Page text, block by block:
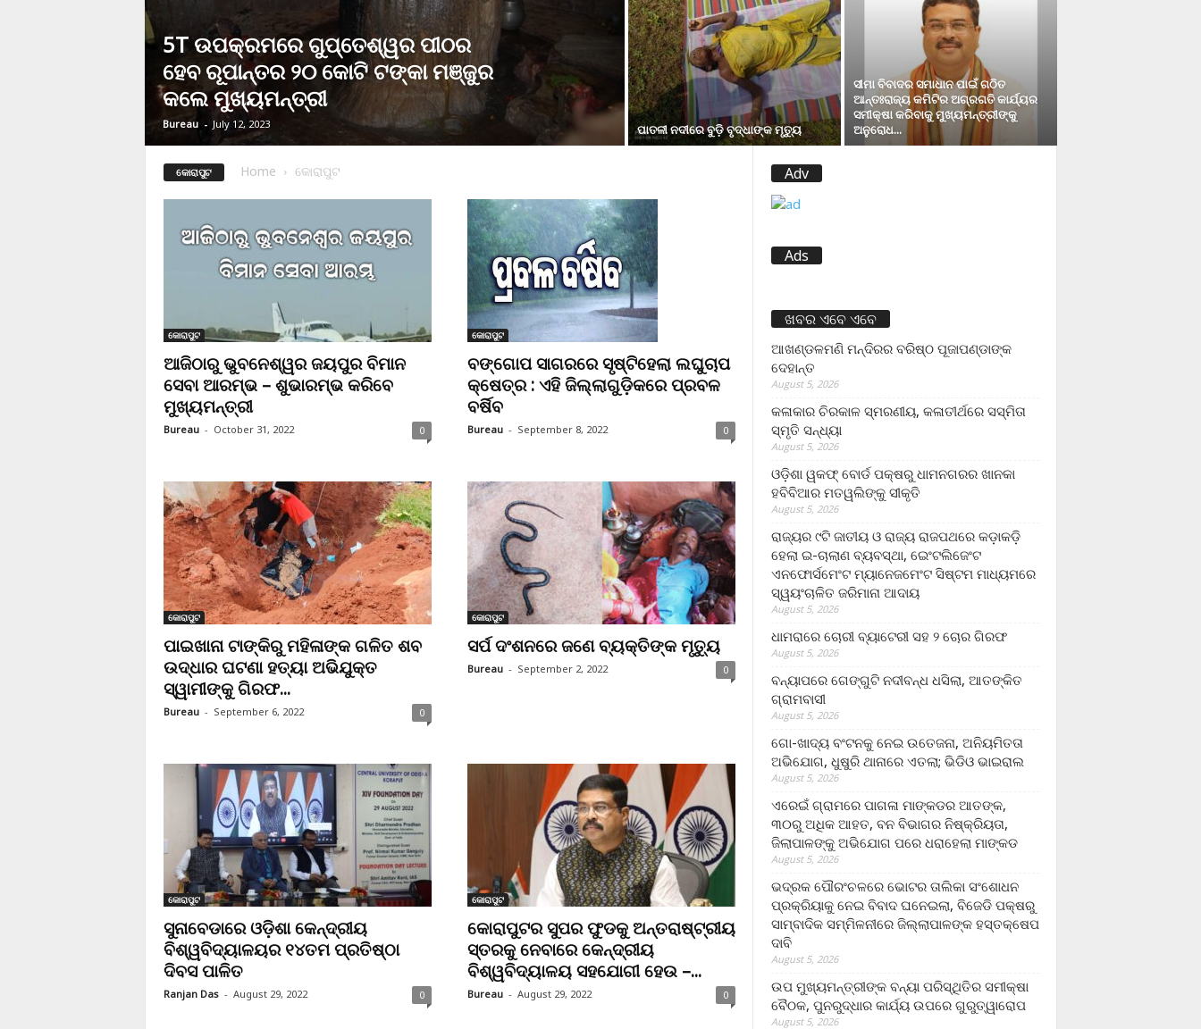
5T ଉପକ୍ରମରେ ଗୁପ୍ତେଶ୍ୱର ପୀଠର
ହେବ ରୂପାନ୍ତର ୨୦ କୋଟି ଟଙ୍କା ମଞ୍ଜୁର
କଲେ ମୁଖ୍ୟମନ୍ତ୍ରୀ
Bureau - July 12, 2023 ପାତଳୀ ନଦୀରେ ବୁଡ଼ି ବୃଦ୍ଧାଙ୍କ ମୃତ୍ୟୁ
ସୀମା ବିବାଦର ସମାଧାନ ପାଇଁ ଗଠିତ
ଆନ୍ତଃରାଜ୍ୟ କମିଟିର ଅଗ୍ରଗତି କାର୍ଯ୍ୟର
ସମୀକ୍ଷା କରିବାକୁ ମୁଖ୍ୟମନ୍ତ୍ରୀଙ୍କୁ
ଅନୁରୋଧ...
କୋରାପୁଟ Home କୋରାପୁଟ
କୋରାପୁଟ
ଆଜିଠାରୁ ଭୁବନେଶ୍ୱର ଜୟପୁର ବିମାନ
ସେବା ଆରମ୍ଭ – ଶୁଭାରମ୍ଭ କରିବେ
ମୁଖ୍ୟମନ୍ତ୍ରୀ
Bureau - October 31, 2022 0
କୋରାପୁଟ
ବଙ୍ଗୋପ ସାଗରରେ ସୃଷ୍ଟିହେଲା ଲଘୁଚାପ
କ୍ଷେତ୍ର : ଏହି ଜିଲ୍ଲାଗୁଡ଼ିକରେ ପ୍ରବଳ
ବର୍ଷିବ
Bureau - September 8, 2022 0
କୋରାପୁଟ
ପାଇଖାନା ଟାଙ୍କିରୁ ମହିଳାଙ୍କ ଗଳିତ ଶବ
ଉଦ୍ଧାର ଘଟଣା ହତ୍ୟା ଅଭିଯୁକ୍ତ
ସ୍ୱାମୀଙ୍କୁ ଗିରଫ...
Bureau - September 6, 2022 0
କୋରାପୁଟ
ସର୍ପ ଦଂଶନରେ ଜଣେ ବ୍ୟକ୍ତିଙ୍କ ମୃତ୍ୟୁ
Bureau - September 2, 2022 0
କୋରାପୁଟ
ସୁନାବେଡାରେ ଓଡ଼ିଶା କେନ୍ଦ୍ରୀୟ
ବିଶ୍ୱବିଦ୍ୟାଳୟର ୧୪ତମ ପ୍ରତିଷ୍ଠା
ଦିବସ ପାଳିତ
Ranjan Das - August 29, 2022 0
କୋରାପୁଟ
କୋରାପୁଟର ସୁପର ଫୁଡକୁ ଅନ୍ତରାଷ୍ଟ୍ରୀୟ
ସ୍ତରକୁ ନେବାରେ କେନ୍ଦ୍ରୀୟ
ବିଶ୍ୱବିଦ୍ୟାଳୟ ସହଯୋଗୀ ହେଉ –...
Bureau - August 29, 2022 0
Adv
Ads
ଖବର ଏବେ ଏବେ
ଆଖଣ୍ଡଳମଣି ମନ୍ଦିରର ବରିଷ୍ଠ ପୂଜାପଣ୍ଡାଙ୍କ
ଦେହାନ୍ତ
August 5, 2026
କଳାକାର ଚିରକାଳ ସ୍ମରଣୀୟ, କଳାତୀର୍ଥରେ ସସ୍ମିତା
ସ୍ମୃତି ସନ୍ଧ୍ୟା
August 5, 2026
ଓଡ଼ିଶା ୱକଫ୍ ବୋର୍ଡ ପକ୍ଷରୁ ଧାମନଗରର ଖାନକା
ହବିବିଆର ମତୱଲିଙ୍କୁ ସୀକୃତି
August 5, 2026
ରାଜ୍ୟର ୯ଟି ଜାତୀୟ ଓ ରାଜ୍ୟ ରାଜପଥରେ କଡ଼ାକଡ଼ି
ହେଲା ଇ-ଚାଲାଣ ବ୍ୟବସ୍ଥା, ଇେଂଟଲିଜେଂଟ
ଏନଫୋର୍ସମେଂଟ ମ୍ୟାନେଜମେଂଟ ସିଷ୍ଟମ ମାଧ୍ୟମରେ
ସ୍ୱୟଂଚାଳିତ ଜରିମାନା ଆଦାୟ
August 5, 2026
ଧାମରାରେ ଚୋରୀ ବ୍ୟାଟେରୀ ସହ ୨ ଚୋର ଗିରଫ
August 5, 2026
ବନ୍ୟାପରେ ଗେଙ୍ଗୁଟି ନଦୀବନ୍ଧ ଧସିଲା, ଆତଙ୍କିତ
ଗ୍ରାମବାସୀ
August 5, 2026
ଗୋ-ଖାଦ୍ୟ ବଂଟନକୁ ନେଇ ଉତେଜନା, ଅନିୟମିତତା
ଅଭିଯୋଗ, ଧୁଷୁରି ଥାନାରେ ଏତଲା; ଭିଡିଓ ଭାଇରାଲ
August 5, 2026
ଏରେଇଁ ଗ୍ରାମରେ ପାଗଳା ମାଙ୍କଡର ଆତଙ୍କ,
୩୦ରୁ ଅଧିକ ଆହତ, ବନ ବିଭାଗର ନିଷ୍କ୍ରିୟତା,
ଜିଲାପାଳଙ୍କୁ ଅଭିଯୋଗ ପରେ ଧରାହେଲା ମାଙ୍କଡ
August 5, 2026
ଭଦ୍ରକ ପୌରଂଚଳରେ ଭୋଟର ତାଲିକା ସଂଶୋଧନ
ପ୍ରକ୍ରିୟାକୁ ନେଇ ବିବାଦ ଘନେଇଲା, ବିଜେଡି ପକ୍ଷରୁ
ସାମ୍ବାଦିକ ସମ୍ମିଳନୀରେ ଜିଲ୍ଲାପାଳଙ୍କ ହସ୍ତକ୍ଷେପ
ଦାବି
August 5, 2026
ଉପ ମୁଖ୍ୟମନ୍ତ୍ରୀଙ୍କ ବନ୍ୟା ପରିସ୍ଥିତିର ସମୀକ୍ଷା
ବୈଠକ, ପୁନରୁଦ୍ଧାର କାର୍ଯ୍ୟ ଉପରେ ଗୁରୁତ୍ୱାରୋପ
August 5, 2026